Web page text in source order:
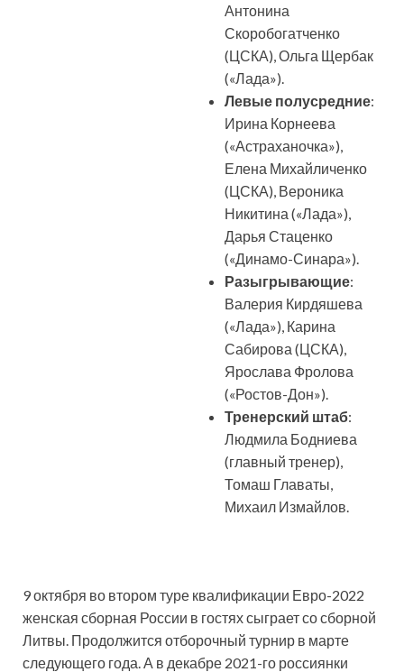
Антонина
Скоробогатченко
(ЦСКА), Ольга Щербак
(«Лада»).
Левые полусредние:
Ирина Корнеева
(«Астраханочка»),
Елена Михайличенко
(ЦСКА), Вероника
Никитина («Лада»),
Дарья Стаценко
(«Динамо-Синара»).
Разыгрывающие:
Валерия Кирдяшева
(«Лада»), Карина
Сабирова (ЦСКА),
Ярослава Фролова
(«Ростов-Дон»).
Тренерский штаб:
Людмила Бодниева
(главный тренер),
Томаш Главаты,
Михаил Измайлов.
9 октября во втором туре квалификации Евро-2022
женская сборная России в гостях сыграет со сборной
Литвы. Продолжится отборочный турнир в марте
следующего года. А в декабре 2021-го россиянки